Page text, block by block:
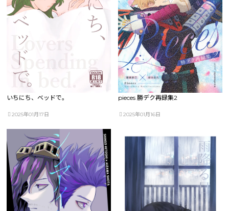
いちにち、ベッドで。
2025年01月17日
pieces 勝デク再録集2
2025年01月16日